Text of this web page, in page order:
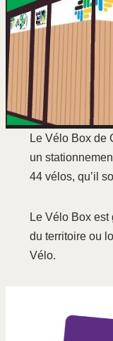
Le Vélo Box de
un
44 vélos, qu’il
Le Vélo Box
du territoire ou
Vélo.